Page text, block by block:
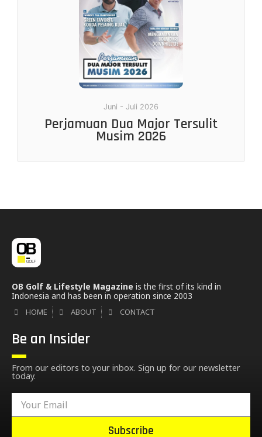
Juni - Juli 2026
Perjamuan Dua Major Tersulit
Musim 2026
OB Golf & Lifestyle Magazine is the first of its kind in
Indonesia and has been in operation since 2003
HOME ABOUT CONTACT
Be an Insider
From our editors to your inbox. Sign up for our newsletter
today.
Subscribe